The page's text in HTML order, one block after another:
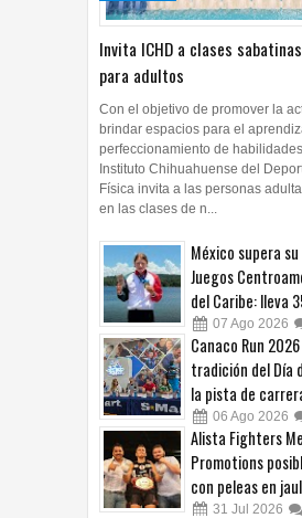
Invita ICHD a clases
para adultos
Con el objetivo de promover la
brindar espacios para el
perfeccionamiento de
Instituto Chihuahuense del
Física invita a las personas
en las clases de n...
México supera
Juegos
del Caribe: lleva
07 Ago 2026
Canaco Run
tradición del Día
la pista de
06 Ago 2026
Alista Fighters
Promotions
con peleas en
31 Jul 2026